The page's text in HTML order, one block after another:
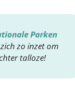
Parken
zo inzet om
talloze!